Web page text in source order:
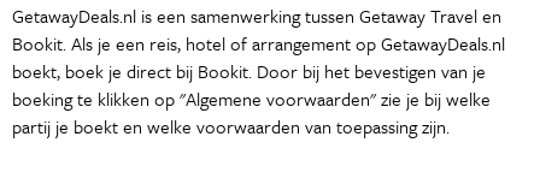
GetawayDeals.nl is een samenwerking tussen Getaway Travel en
Bookit. Als je een reis, hotel of arrangement op GetawayDeals.nl
boekt, boek je direct bij Bookit. Door bij het bevestigen van je
boeking te klikken op "Algemene voorwaarden" zie je bij welke
partij je boekt en welke voorwaarden van toepassing zijn.